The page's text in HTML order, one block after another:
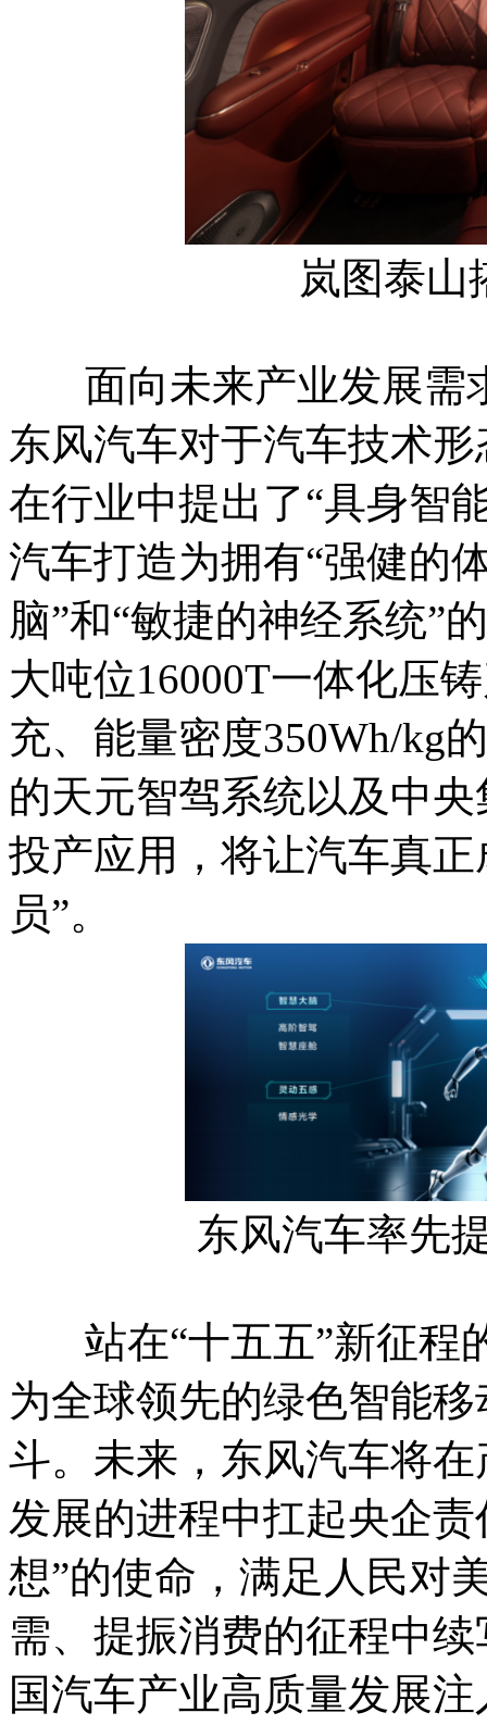
岚图泰山
面向未来产业发展需
东风汽车对于汽车技术
在行业中提出了“具身智
汽车打造为拥有“强健的
脑”和“敏捷的神经系统”
大吨位16000T一体化压
充、能量密度350Wh/kg
的天元智驾系统以及中
投产应用，将让汽车真
员”。
东风汽车率先
站在“十五五”新征程
为全球领先的绿色智能
斗。未来，东风汽车将
发展的进程中扛起央企
想”的使命，满足人民对
需、提振消费的征程中
国汽车产业高质量发展